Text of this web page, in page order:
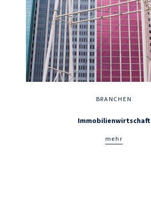
BRANCHEN
Immobilienwirtschaft
mehr